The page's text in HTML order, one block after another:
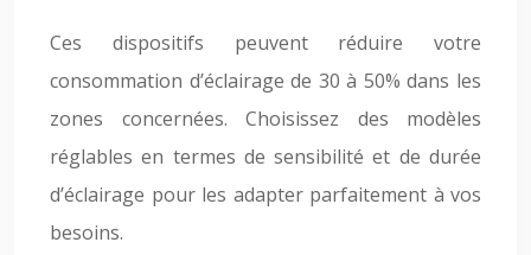
Ces dispositifs peuvent réduire votre
consommation d’éclairage de 30 à 50% dans les
zones concernées. Choisissez des modèles
réglables en termes de sensibilité et de durée
d’éclairage pour les adapter parfaitement à vos
besoins.